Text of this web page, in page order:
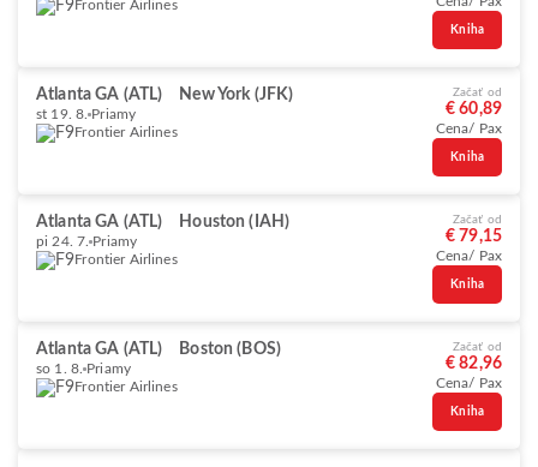
Frontier Airlines
Kniha
Atlanta GA (ATL) New York (JFK)
st 19. 8. Priamy
Frontier Airlines
Začať od
€ 60,89
Cena/ Pax
Kniha
Atlanta GA (ATL) Houston (IAH)
pi 24. 7. Priamy
Frontier Airlines
Začať od
€ 79,15
Cena/ Pax
Kniha
Atlanta GA (ATL) Boston (BOS)
so 1. 8. Priamy
Frontier Airlines
Začať od
€ 82,96
Cena/ Pax
Kniha